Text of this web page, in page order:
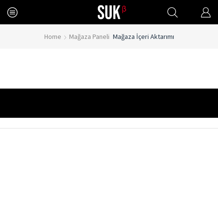
Home Mağaza Paneli Mağaza İçeri Aktarımı